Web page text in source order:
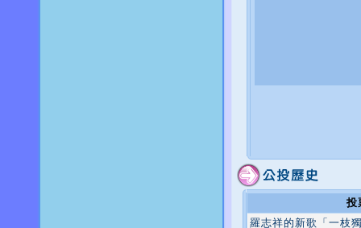
投
羅志祥的新歌「一枝